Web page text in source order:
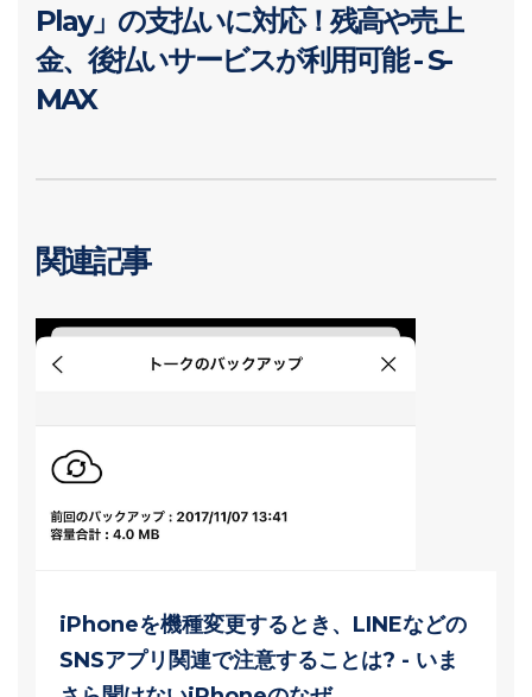
Play」の支払いに対応！残高や売上
金、後払いサービスが利用可能 - S-
MAX
関連記事
iPhoneを機種変更するとき、LINEなどの
SNSアプリ関連で注意することは? - いま